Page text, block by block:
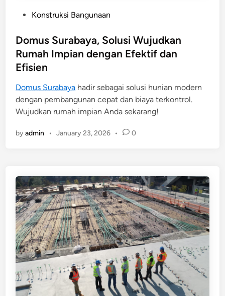
s
t
e
i
n
Konstruksi Bangunaan
Domus Surabaya, Solusi Wujudkan
Rumah Impian dengan Efektif dan
Efisien
Domus Surabaya hadir sebagai solusi hunian modern
dengan pembangunan cepat dan biaya terkontrol.
Wujudkan rumah impian Anda sekarang!
byadmin • January 23, 2026 • 0